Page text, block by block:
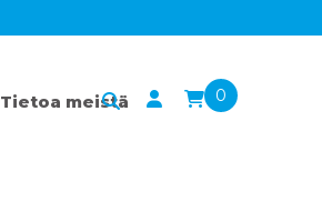
Tietoa meistä 0